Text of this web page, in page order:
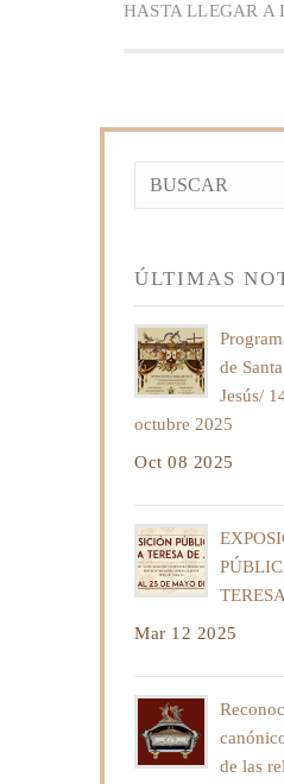
HASTA LLEGAR A
ÚLTIMAS
de
Jesús/
octubre 2025
Oct 08 2025
Mar 12 2025
de las